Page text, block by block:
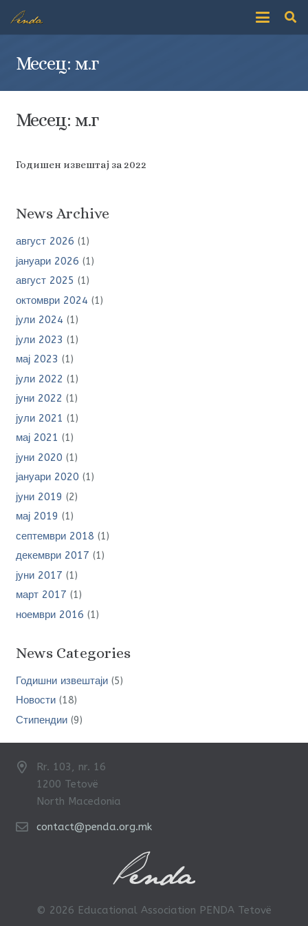
Месец: м.г
Месец: м.г
Годишен извештај за 2022
News Archive
август 2026 (1)
јануари 2026 (1)
август 2025 (1)
октомври 2024 (1)
јули 2024 (1)
јули 2023 (1)
мај 2023 (1)
јули 2022 (1)
јуни 2022 (1)
јули 2021 (1)
мај 2021 (1)
јуни 2020 (1)
јануари 2020 (1)
јуни 2019 (2)
мај 2019 (1)
септември 2018 (1)
декември 2017 (1)
јуни 2017 (1)
март 2017 (1)
ноември 2016 (1)
News Categories
Годишни извештаји(5)
Новости(18)
Стипендии(9)
Rr. 103, nr. 16
1200 Tetovë
North Macedonia
contact@penda.org.mk
© 2026 Educational Association PENDA Tetovë